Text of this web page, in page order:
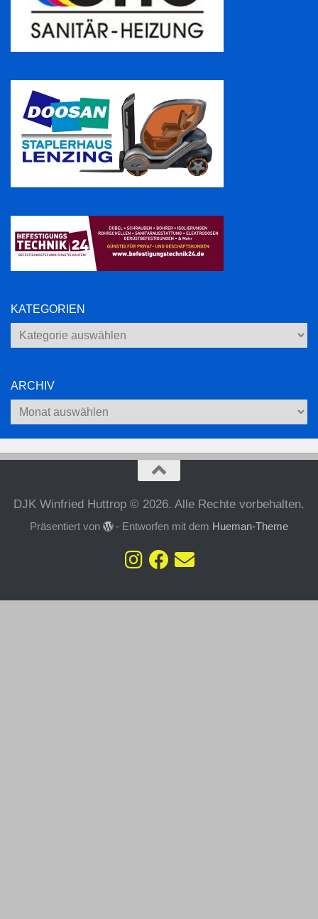
KATEGORIEN
Kategorien
ARCHIV
Archiv
DJK Winfried Huttrop © 2026. Alle Rechte vorbehalten.
Präsentiert von - Entworfen mit dem Hueman-Theme